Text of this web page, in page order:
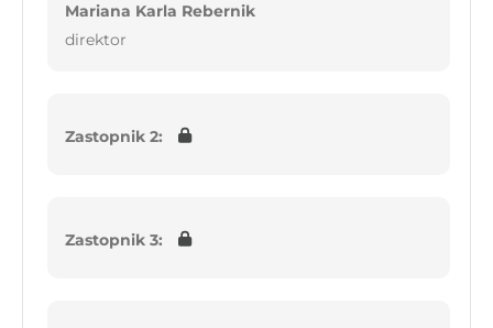
Mariana Karla Rebernik
direktor
Zastopnik 2:
Zastopnik 3: